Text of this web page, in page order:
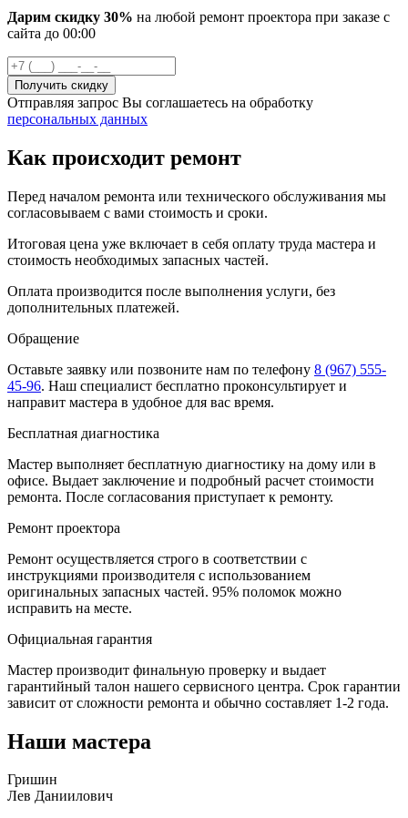
Дарим скидку 30% на любой ремонт проектора при заказе с
сайта до 00:00
Отправляя запрос Вы соглашаетесь на обработку
персональных данных
Как происходит ремонт
Перед началом ремонта или технического обслуживания мы
согласовываем с вами стоимость и сроки.
Итоговая цена уже включает в себя оплату труда мастера и
стоимость необходимых запасных частей.
Оплата производится после выполнения услуги, без
дополнительных платежей.
Обращение
Оставьте заявку или позвоните нам по телефону 8 (967) 555-
45-96. Наш специалист бесплатно проконсультирует и
направит мастера в удобное для вас время.
Бесплатная диагностика
Мастер выполняет бесплатную диагностику на дому или в
офисе. Выдает заключение и подробный расчет стоимости
ремонта. После согласования приступает к ремонту.
Ремонт проектора
Ремонт осуществляется строго в соответствии с
инструкциями производителя с использованием
оригинальных запасных частей. 95% поломок можно
исправить на месте.
Официальная гарантия
Мастер производит финальную проверку и выдает
гарантийный талон нашего сервисного центра. Срок гарантии
зависит от сложности ремонта и обычно составляет 1-2 года.
Наши мастера
Гришин
Лев Даниилович